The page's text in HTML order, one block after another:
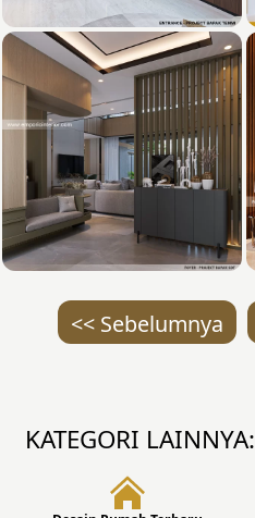
<< Sebelumnya
KATEGORI LAINNYA: